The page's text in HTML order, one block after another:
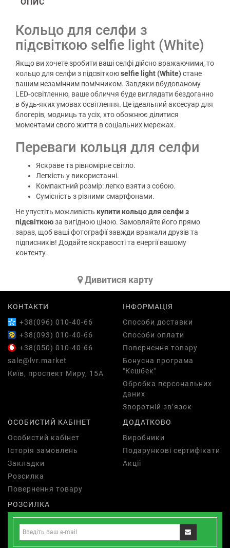
Кольцо для селфи з
підсвіткою selfie light (White)
Якщо ви хочете зробити ваші селфі дійсно вражаючими, то
кольцо для селфи з підсвіткоюselfie light (White)стане
вашим незамінним помічником. Завдяки вбудованому
LED-освітленню, ваше обличчя буде виглядати бездоганно
в будь-яких умовах освітлення. Це ідеальний аксесуар для
блогерів, модниць та усіх, хто обожнює ділитися
моментами свого життя в соціальних мережах.
Переваги кольця для селфи
Яскраве та рівномірне світло.
Легкість у використанні.
Компактний розмір: легко взяти з собою.
Сумісність з різними смартфонами.
Не упустіть можливість купити кольцо для селфи з
підсвіткоюза вигідною ціною. Замовляйте його прямо
зараз, щоб ваші фотографії завжди вражали друзів та
підписників! Додайте яскравості та енергії вашому
контенту.
Дивитися карту
КОНТАКТИ
+38(096) 010-40-66
+38(093) 010-40-66
+38(050) 010-40-66
sale@lvr.market
Київ, проспект Миру, 15А
ІНФОРМАЦІЯ
Способи доставки
Способи оплати
Повернення товару
Бонусна програма
"Кешбек"
Обробка персональних
даних
Зворотній зв’язок
ОСОБИСТИЙ КАБІНЕТ
Особистий кабінет
Історія замовлень
Закладки
Розсилка
Повернення товару
ДОДАТКОВО
Виробники
Подарункові сертифікати
Акції
РОЗСИЛКА